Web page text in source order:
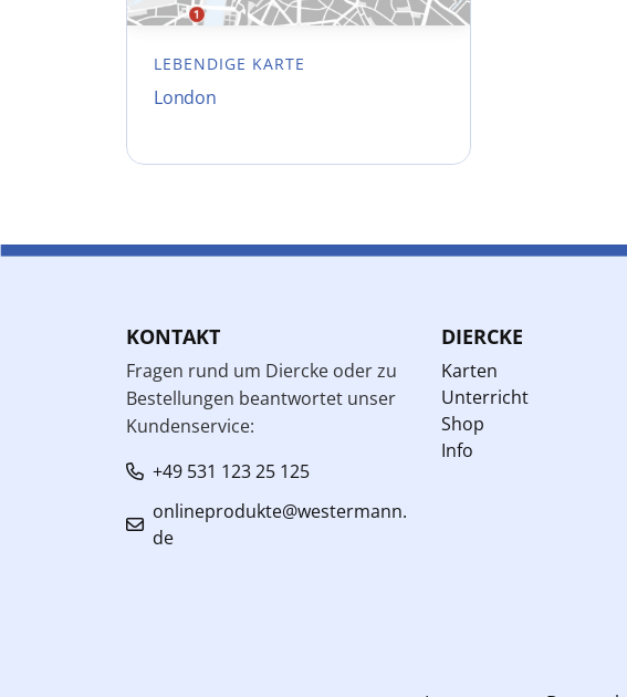
LEBENDIGE KARTE
London
KONTAKT
Fragen rund um Diercke oder zu
Bestellungen beantwortet unser
Kundenservice:
+49 531 123 25 125
onlineprodukte@westermann.
de
DIERCKE
Karten
Unterricht
Shop
Info